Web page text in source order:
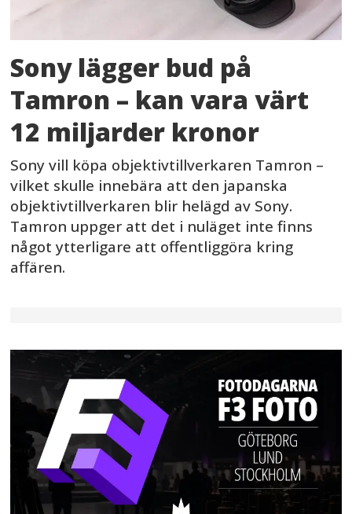
Sony lägger bud på
Tamron – kan vara värt
12 miljarder kronor
Sony vill köpa objektivtillverkaren Tamron –
vilket skulle innebära att den japanska
objektivtillverkaren blir helägd av Sony.
Tamron uppger att det i nuläget inte finns
något ytterligare att offentliggöra kring
affären.